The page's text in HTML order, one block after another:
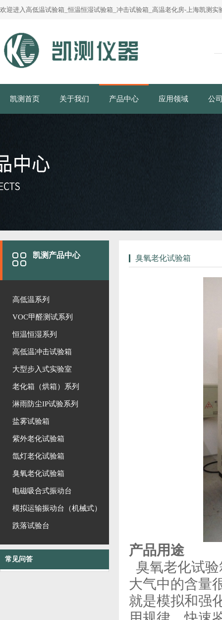
欢迎进入高低温试验箱_恒温恒湿试验箱_冲击试验箱_高温老化房-上海凯测实
凯测首页 关于我们 产品中心 应用领域 公
凯测产品中心
高低温系列
VOC甲醛测试系列
恒温恒湿系列
高低温冲击试验箱
大型步入式实验室
老化箱（烘箱）系列
淋雨防尘IP试验系列
盐雾试验箱
紫外老化试验箱
氙灯老化试验箱
臭氧老化试验箱
电磁吸合式振动台
模拟运输振动台（机械式）
跌落试验台
常见问答
臭氧老化试验箱
产品用途
臭氧老化试
大气中的含量
就是模拟和强